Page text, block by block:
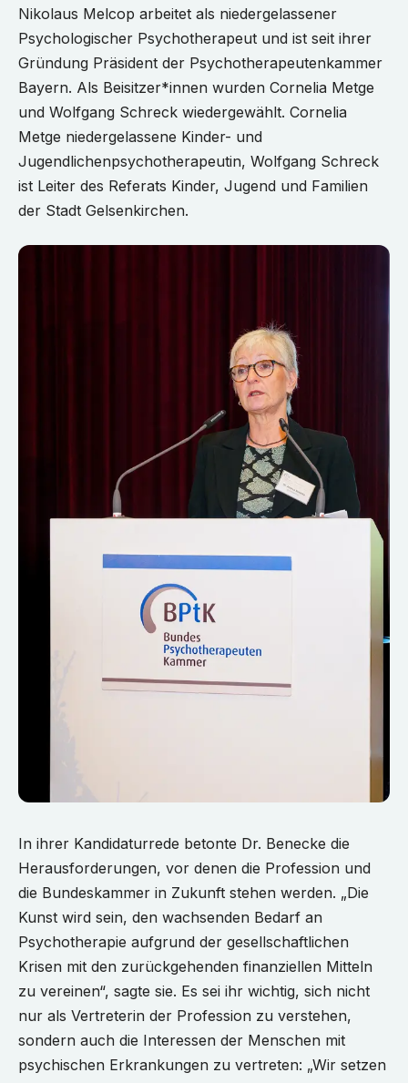
Nikolaus Melcop arbeitet als niedergelassener
Psychologischer Psychotherapeut und ist seit ihrer
Gründung Präsident der Psychotherapeutenkammer
Bayern. Als Beisitzer*innen wurden Cornelia Metge
und Wolfgang Schreck wiedergewählt. Cornelia
Metge niedergelassene Kinder- und
Jugendlichenpsychotherapeutin, Wolfgang Schreck
ist Leiter des Referats Kinder, Jugend und Familien
der Stadt Gelsenkirchen.
In ihrer Kandidaturrede betonte Dr. Benecke die
Herausforderungen, vor denen die Profession und
die Bundeskammer in Zukunft stehen werden. „Die
Kunst wird sein, den wachsenden Bedarf an
Psychotherapie aufgrund der gesellschaftlichen
Krisen mit den zurückgehenden finanziellen Mitteln
zu vereinen“, sagte sie. Es sei ihr wichtig, sich nicht
nur als Vertreterin der Profession zu verstehen,
sondern auch die Interessen der Menschen mit
psychischen Erkrankungen zu vertreten: „Wir setzen